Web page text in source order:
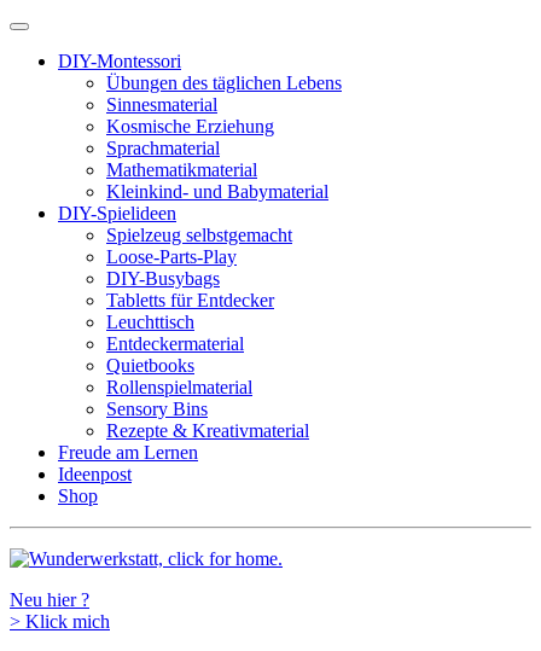
DIY-Montessori
Übungen des täglichen Lebens
Sinnesmaterial
Kosmische Erziehung
Sprachmaterial
Mathematikmaterial
Kleinkind- und Babymaterial
DIY-Spielideen
Spielzeug selbstgemacht
Loose-Parts-Play
DIY-Busybags
Tabletts für Entdecker
Leuchttisch
Entdeckermaterial
Quietbooks
Rollenspielmaterial
Sensory Bins
Rezepte & Kreativmaterial
Freude am Lernen
Ideenpost
Shop
Neu hier ?
> Klick mich